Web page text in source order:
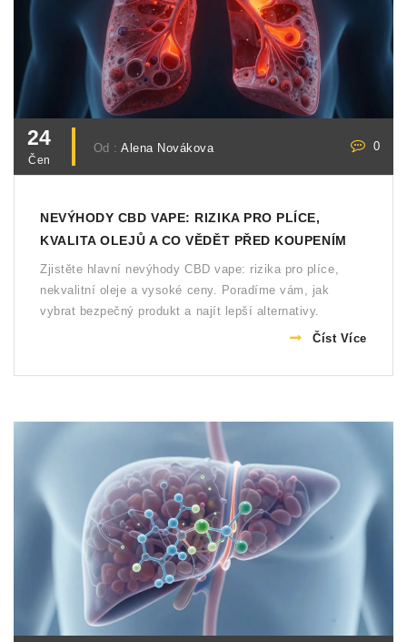
24
Čen
Od :Alena Novákova 0
NEVÝHODY CBD VAPE: RIZIKA PRO PLÍCE,
KVALITA OLEJŮ A CO VĚDĚT PŘED KOUPENÍM
Zjistěte hlavní nevýhody CBD vape: rizika pro plíce,
nekvalitní oleje a vysoké ceny. Poradíme vám, jak
vybrat bezpečný produkt a najít lepší alternativy.
Číst Více